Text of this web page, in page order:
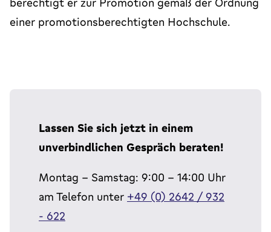
einer promotionsberechtigten Hochschule.
Lassen Sie sich jetzt in einem
unverbindlichen Gespräch beraten!
Montag - Samstag: 9:00 - 14:00 Uhr
am Telefon unter +49 (0) 2642 / 932
- 622